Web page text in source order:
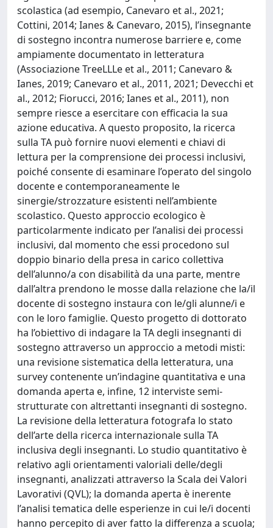
scolastica (ad esempio, Canevaro et al., 2021;
Cottini, 2014; Ianes & Canevaro, 2015), l’insegnante
di sostegno incontra numerose barriere e, come
ampiamente documentato in letteratura
(Associazione TreeLLLe et al., 2011; Canevaro &
Ianes, 2019; Canevaro et al., 2011, 2021; Devecchi et
al., 2012; Fiorucci, 2016; Ianes et al., 2011), non
sempre riesce a esercitare con efficacia la sua
azione educativa. A questo proposito, la ricerca
sulla TA può fornire nuovi elementi e chiavi di
lettura per la comprensione dei processi inclusivi,
poiché consente di esaminare l’operato del singolo
docente e contemporaneamente le
sinergie/strozzature esistenti nell’ambiente
scolastico. Questo approccio ecologico è
particolarmente indicato per l’analisi dei processi
inclusivi, dal momento che essi procedono sul
doppio binario della presa in carico collettiva
dell’alunno/a con disabilità da una parte, mentre
dall’altra prendono le mosse dalla relazione che la/il
docente di sostegno instaura con le/gli alunne/i e
con le loro famiglie. Questo progetto di dottorato
ha l’obiettivo di indagare la TA degli insegnanti di
sostegno attraverso un approccio a metodi misti:
una revisione sistematica della letteratura, una
survey contenente un’indagine quantitativa e una
domanda aperta e, infine, 12 interviste semi-
strutturate con altrettanti insegnanti di sostegno.
La revisione della letteratura fotografa lo stato
dell’arte della ricerca internazionale sulla TA
inclusiva degli insegnanti. Lo studio quantitativo è
relativo agli orientamenti valoriali delle/degli
insegnanti, analizzati attraverso la Scala dei Valori
Lavorativi (QVL); la domanda aperta è inerente
l’analisi tematica delle esperienze in cui le/i docenti
hanno percepito di aver fatto la differenza a scuola;